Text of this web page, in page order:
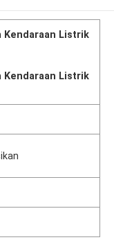
Kendaraan Listrik
Kendaraan Listrik